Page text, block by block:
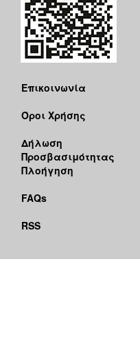
Επικοινωνία
Όροι Χρήσης
Δήλωση
Προσβασιμότητας
Πλοήγηση
FAQs
RSS